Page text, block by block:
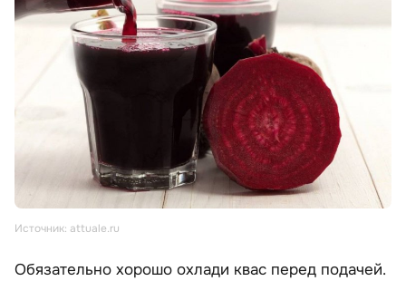
Источник: attuale.ru
Обязательно хорошо охлади квас перед подачей.